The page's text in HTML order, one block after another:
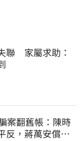
聯　家屬求助：
案翻舊帳：陳時
反，蔣萬安償還